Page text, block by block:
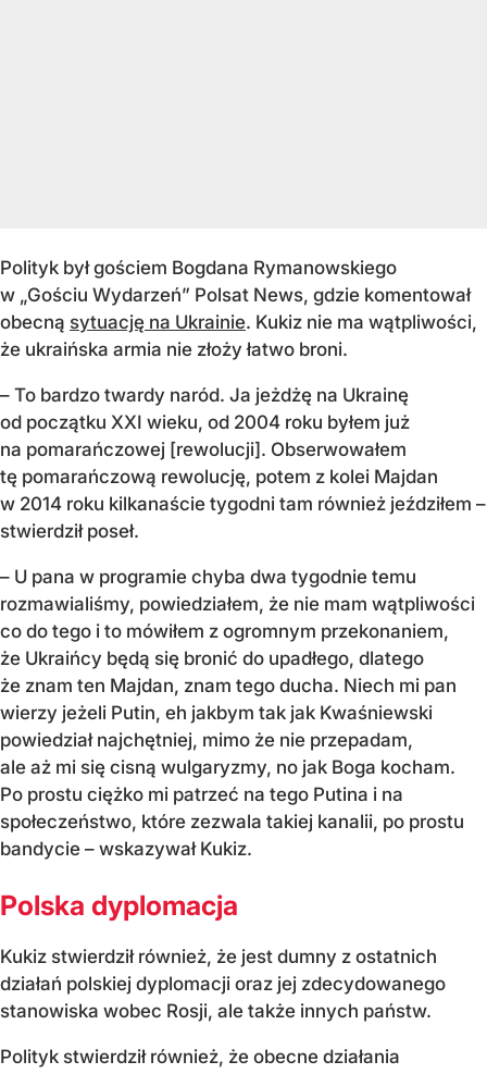
Polityk był gościem Bogdana Rymanowskiego
w „Gościu Wydarzeń” Polsat News, gdzie komentował
obecną sytuację na Ukrainie. Kukiz nie ma wątpliwości,
że ukraińska armia nie złoży łatwo broni.
– To bardzo twardy naród. Ja jeżdżę na Ukrainę
od początku XXI wieku, od 2004 roku byłem już
na pomarańczowej [rewolucji]. Obserwowałem
tę pomarańczową rewolucję, potem z kolei Majdan
w 2014 roku kilkanaście tygodni tam również jeździłem –
stwierdził poseł.
– U pana w programie chyba dwa tygodnie temu
rozmawialiśmy, powiedziałem, że nie mam wątpliwości
co do tego i to mówiłem z ogromnym przekonaniem,
że Ukraińcy będą się bronić do upadłego, dlatego
że znam ten Majdan, znam tego ducha. Niech mi pan
wierzy jeżeli Putin, eh jakbym tak jak Kwaśniewski
powiedział najchętniej, mimo że nie przepadam,
ale aż mi się cisną wulgaryzmy, no jak Boga kocham.
Po prostu ciężko mi patrzeć na tego Putina i na
społeczeństwo, które zezwala takiej kanalii, po prostu
bandycie – wskazywał Kukiz.
Polska dyplomacja
Kukiz stwierdził również, że jest dumny z ostatnich
działań polskiej dyplomacji oraz jej zdecydowanego
stanowiska wobec Rosji, ale także innych państw.
Polityk stwierdził również, że obecne działania